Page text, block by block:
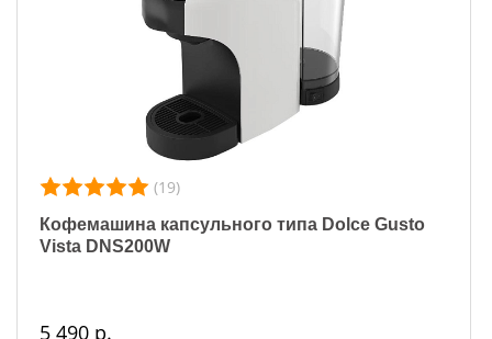
(19)
Кофемашина капсульного типа Dolce Gusto
Vista DNS200W
5 490 р.